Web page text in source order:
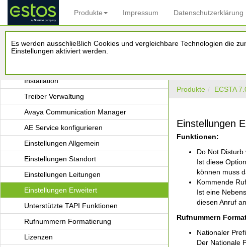
Es werden ausschließlich Cookies und vergleichbare Technologien die
Einstellungen aktiviert werden.
Produkte Impressum Datenschutzerklärung
estos ECSTA for Avaya ACM
Einleitung
Installation
Treiber Verwaltung
Avaya Communication Manager
AE Service konfigurieren
Einstellungen Allgemein
Einstellungen Standort
Einstellungen Leitungen
Einstellungen Erweitert
Unterstützte TAPI Funktionen
Rufnummern Formatierung
Lizenzen
Produkte ECSTA
Einstellungen
Funktionen:
Do Not
Ist diese
können muss
Kommende
Ist eine
diesen Anruf
Rufnummern
Nationaler
Der Nationale